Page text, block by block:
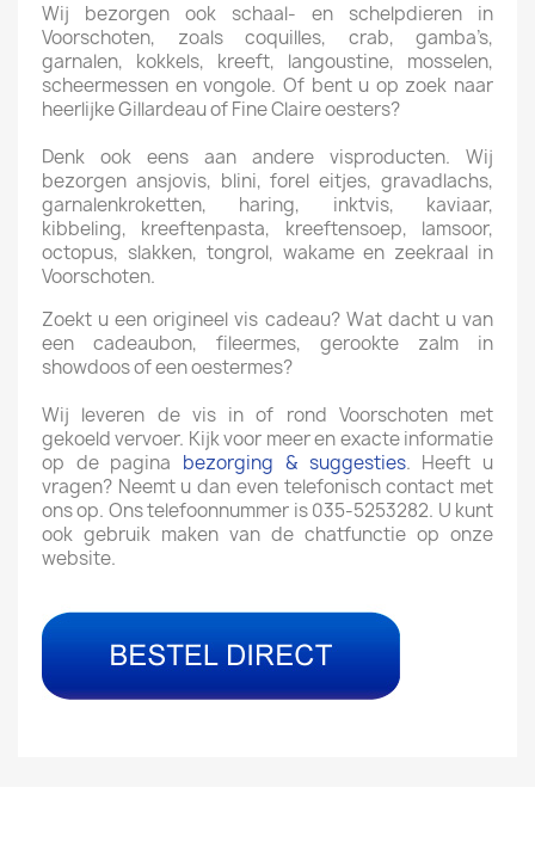
Wij bezorgen ook schaal- en schelpdieren in
Voorschoten, zoals coquilles, crab, gamba’s,
garnalen, kokkels, kreeft, langoustine, mosselen,
scheermessen en vongole. Of bent u op zoek naar
heerlijke Gillardeau of Fine Claire oesters?
Denk ook eens aan andere visproducten. Wij
bezorgen ansjovis, blini, forel eitjes, gravadlachs,
garnalenkroketten, haring, inktvis, kaviaar,
kibbeling, kreeftenpasta, kreeftensoep, lamsoor,
octopus, slakken, tongrol, wakame en zeekraal in
Voorschoten.
Zoekt u een origineel vis cadeau? Wat dacht u van
een cadeaubon, fileermes, gerookte zalm in
showdoos of een oestermes?
Wij leveren de vis in of rond Voorschoten met
gekoeld vervoer. Kijk voor meer en exacte informatie
op de pagina bezorging & suggesties. Heeft u
vragen? Neemt u dan even telefonisch contact met
ons op. Ons telefoonnummer is 035-5253282. U kunt
ook gebruik maken van de chatfunctie op onze
website.